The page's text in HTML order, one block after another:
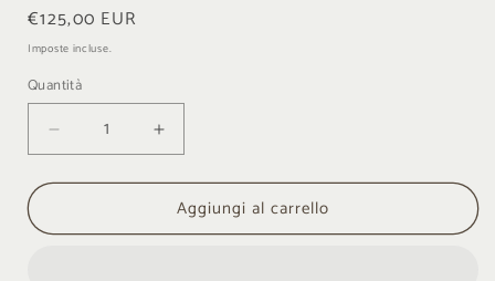
Prezzo
di
listino
€125,00 EUR
Imposte incluse.
Quantità
Quantità
Diminuisci
quantità
per
Orologio
Aumenta
quantità
per
D&amp;G
Orologio
Aggiungi al carrello